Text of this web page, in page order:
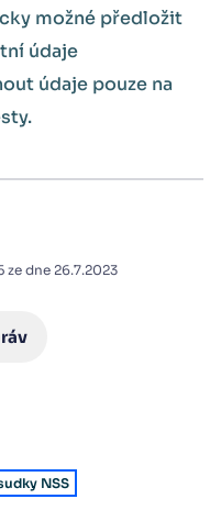
možné předložit
údaje
údaje pouze na
ze dne 26.7.2023
NSS